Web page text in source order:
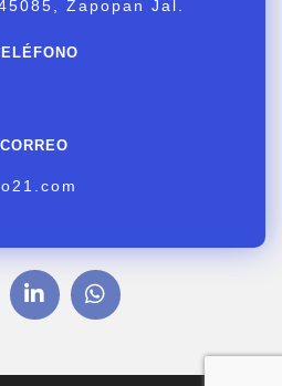
Zapopan Jal.
CORREO